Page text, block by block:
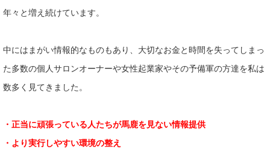
年々と増え続けています。
中にはまがい情報的なものもあり、大切なお金と時間を失ってしまっ
た多数の個人サロンオーナーや女性起業家やその予備軍の方達を私は
数多く見てきました。
・正当に頑張っている人たちが馬鹿を見ない情報提供
・より実行しやすい環境の整え